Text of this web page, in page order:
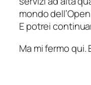
mondo
E potrei
Ma mi fermo qui.